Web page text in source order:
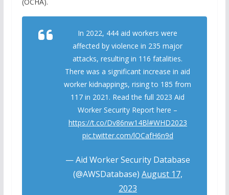
In 2022, 444 aid workers were
affected by violence in 235 major
attacks, resulting in 116 fatalities.
There was a significant increase in aid
worker kidnappings, rising to 185 from
117 in 2021. Read the full 2023 Aid
Worker Security Report here –
https://t.co/Dv86nw14Bl#WHD2023
pic.twitter.com/lOCafH6n9d
— Aid Worker Security Database
(@AWSDatabase) August 17,
2023